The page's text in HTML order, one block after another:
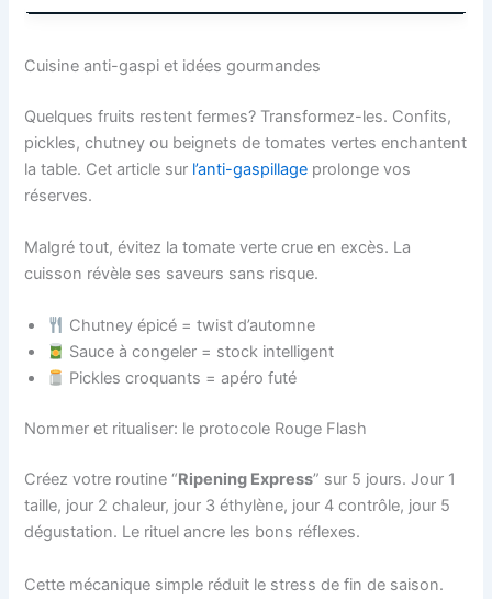
Cuisine anti-gaspi et idées gourmandes
Quelques fruits restent fermes? Transformez-les. Confits,
pickles, chutney ou beignets de tomates vertes enchantent
la table. Cet article sur l’anti-gaspillage prolonge vos
réserves.
Malgré tout, évitez la tomate verte crue en excès. La
cuisson révèle ses saveurs sans risque.
Chutney épicé = twist d’automne
Sauce à congeler = stock intelligent
Pickles croquants = apéro futé
Nommer et ritualiser: le protocole Rouge Flash
Créez votre routine “Ripening Express” sur 5 jours. Jour 1
taille, jour 2 chaleur, jour 3 éthylène, jour 4 contrôle, jour 5
dégustation. Le rituel ancre les bons réflexes.
Cette mécanique simple réduit le stress de fin de saison.